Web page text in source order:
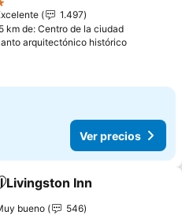
1.497
km de: Centro de la ciudad
arquitectónico histórico
Ver precios
a favoritos
Livingston Inn
bueno
546